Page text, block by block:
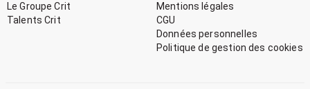
Le Groupe Crit
Talents Crit
Mentions légales
CGU
Données personnelles
Politique de gestion des cookies